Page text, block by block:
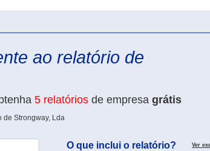
ao relatório de
5 relatórios de empresa grátis
de Strongway, Lda
O que inclui o relatório? Ver